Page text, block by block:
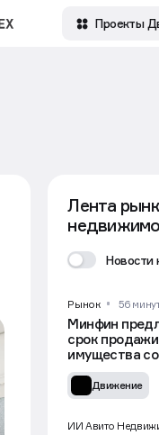
Проекты
Лента
Новости
Рынок 56
Минфин
срок
имущества
Движение
ИИ Авито